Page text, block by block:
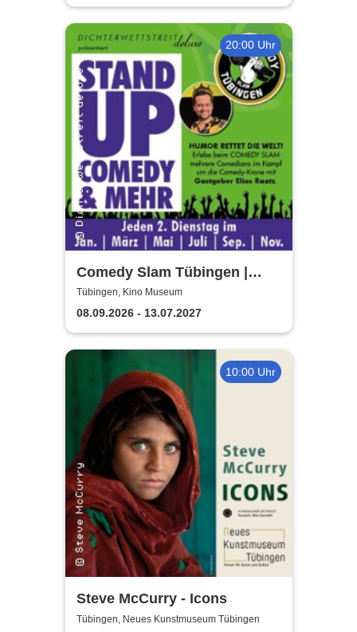
20:00 Uhr
Comedy Slam Tübingen |
Präsentiert von Gastgeber
Elias Raatz
Tübingen, Kino Museum
08.09.2026 - 13.07.2027
10:00 Uhr
Steve McCurry - Icons
Tübingen, Neues Kunstmuseum Tübingen